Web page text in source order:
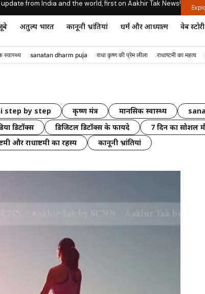
from India and the world, first on Aakhir Tak News!
अतुल्य भारत कानूनी भ्रांतियां धर्म और आध्यात्म वेब स्टोरी
स्वास्थ्य sanatan dharm puja राधा कृष्ण की प्रेम लीला राधाष्टमी का महत्व
step by step कृष्ण मंत्र मानसिक स्वास्थ्य
डिटॉक्स डिजिटल डिटॉक्स के फायदे 7 दिन का सोशल
और राधाष्टमी का रहस्य कानूनी भ्रांतियां